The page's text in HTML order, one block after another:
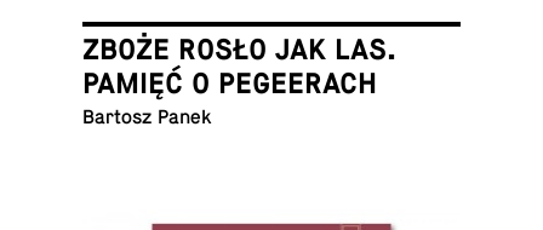
ZBOŻE ROSŁO JAK LAS.
PAMIĘĆ O PEGEERACH
Bartosz Panek